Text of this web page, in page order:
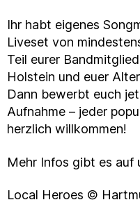
Ihr habt eigenes
Liveset von
Teil eurer
Holstein und euer
Dann bewerbt euch
Aufnahme – jeder
herzlich willkommen!
Mehr Infos gibt es auf
Local Heroes ©